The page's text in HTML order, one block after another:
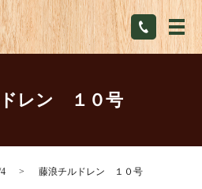
メ
レン １０号
藤浪チルドレン １０号